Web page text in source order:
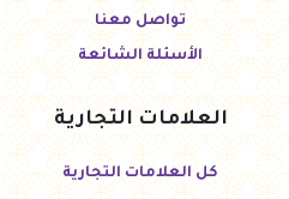
تواصل معنا
الأسئلة الشائعة
العلامات التجارية
كل العلامات التجارية